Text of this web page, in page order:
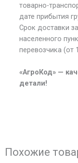
товарно-
дате прибытия
Срок доставки
населенного
перевозчика (от
«АгроКод» —
детали!
Похожие